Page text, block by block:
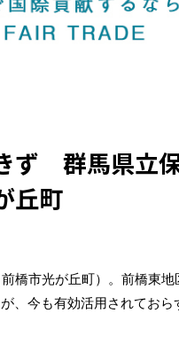
ず 群馬県立
丘町
橋市光が丘町）。前橋東
、今も有効活用されておら